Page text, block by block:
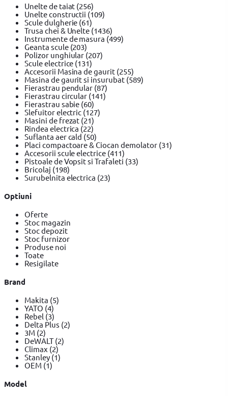
Unelte de taiat (256)
Unelte constructii (109)
Scule dulgherie (61)
Trusa chei & Unelte(1436)
Instrumente de masura (499)
Geanta scule (203)
Polizor unghiular(207)
Scule electrice (131)
Accesorii Masina de gaurit (255)
Masina de gaurit si insurubat (589)
Fierastrau pendular (87)
Fierastrau circular (141)
Fierastrau sabie (60)
Slefuitor electric(127)
Masini de frezat (21)
Rindea electrica (22)
Suflanta aer cald(50)
Placi compactoare & Ciocan demolator (31)
Accesorii scule electrice (411)
Pistoale de Vopsit si Trafaleti (33)
Bricolaj (198)
Surubelnita electrica (23)
Optiuni
Oferte
Stoc magazin
Stoc depozit
Stoc furnizor
Produse noi
Toate
Resigilate
Brand
Makita (5)
YATO (4)
Rebel (3)
Delta Plus (2)
3M (2)
DeWALT(2)
Climax (2)
Stanley(1)
OEM (1)
Model